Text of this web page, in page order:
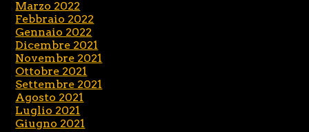
Marzo 2022
Febbraio 2022
Gennaio 2022
Dicembre 2021
Novembre 2021
Ottobre 2021
Settembre 2021
Agosto 2021
Luglio 2021
Giugno 2021